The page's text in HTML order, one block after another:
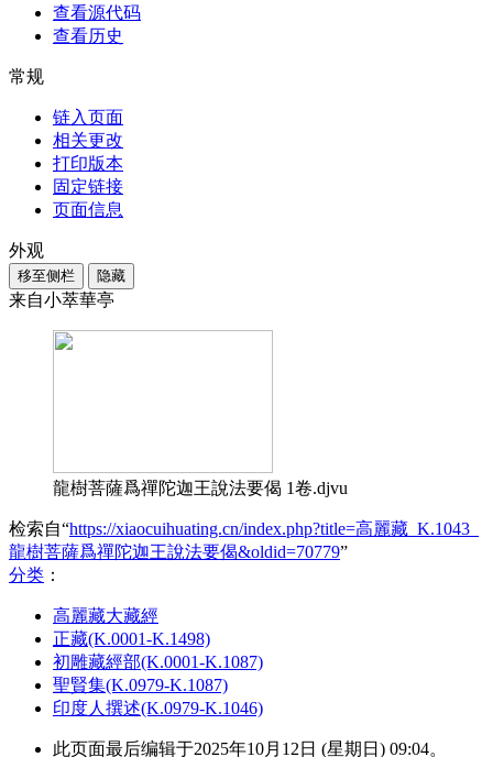
查看源代码
查看历史
常规
链入页面
相关更改
打印版本
固定链接
页面信息
外观
移至侧栏 隐藏
来自小萃華亭
龍樹菩薩爲禪陀迦王說法要偈 1卷.djvu
检索自“https://xiaocuihuating.cn/index.php?title=高麗藏_K.1043_
龍樹菩薩爲禪陀迦王說法要偈&oldid=70779”
分类 ：​
高麗藏大藏經
正藏(K.0001-K.1498)
初雕藏經部(K.0001-K.1087)
聖賢集(K.0979-K.1087)
印度人撰述(K.0979-K.1046)
此页面最后编辑于2025年10月12日 (星期日) 09:04。